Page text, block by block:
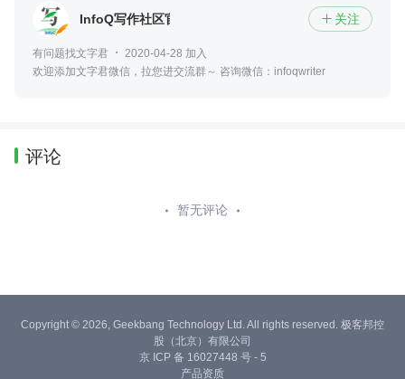
InfoQ写作社区官方  关注
有问题找文字君
2020-04-28 加入
欢迎添加文字君微信，拉您进交流群～ 咨询微信：infoqwriter
评论
暂无评论
Copyright © 2026, Geekbang Technology Ltd. All rights reserved. 极客邦控
股（北京）有限公司
京 ICP 备 16027448 号 - 5
产品资质